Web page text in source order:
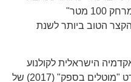
מטר"
הטוב ביותר לשנת
הישראלית לקולנוע
כשחקנית משנה על תפקידה בסרט "מוטלים בספק" (2017) של